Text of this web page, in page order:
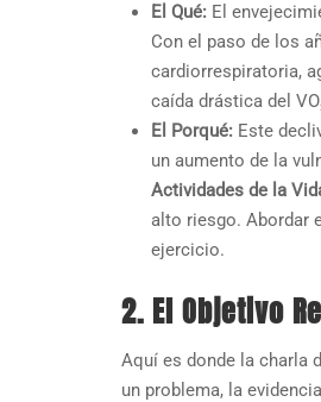
El Qué: El
Con el paso de los
cardiorrespiratoria,
caída drástica del
El Porqué: Este
un aumento de la
Actividades de la
alto riesgo. Abordar
ejercicio.
2. El Objetivo
Aquí es donde la charla
un problema, la